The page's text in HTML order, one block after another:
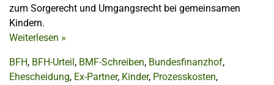
zum Sorgerecht und Umgangsrecht bei gemeinsamen
Kindern.
Weiterlesen »
BFH, BFH-Urteil, BMF-Schreiben, Bundesfinanzhof,
Ehescheidung, Ex-Partner, Kinder, Prozesskosten,